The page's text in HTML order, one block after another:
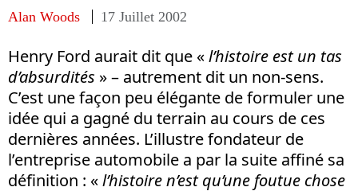
Alan Woods 17 Juillet 2002
Henry Ford aurait dit que «l’histoire est un tas
d’absurdités » – autrement dit un non-sens.
C’est une façon peu élégante de formuler une
idée qui a gagné du terrain au cours de ces
dernières années. L’illustre fondateur de
l’entreprise automobile a par la suite affiné sa
définition : «l’histoire n’est qu’une foutue chose